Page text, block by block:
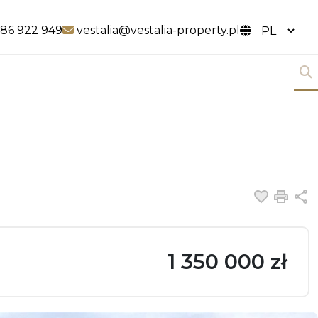
922 949 vestalia@vestalia-property.pl
Dodaj
1 350 000 zł